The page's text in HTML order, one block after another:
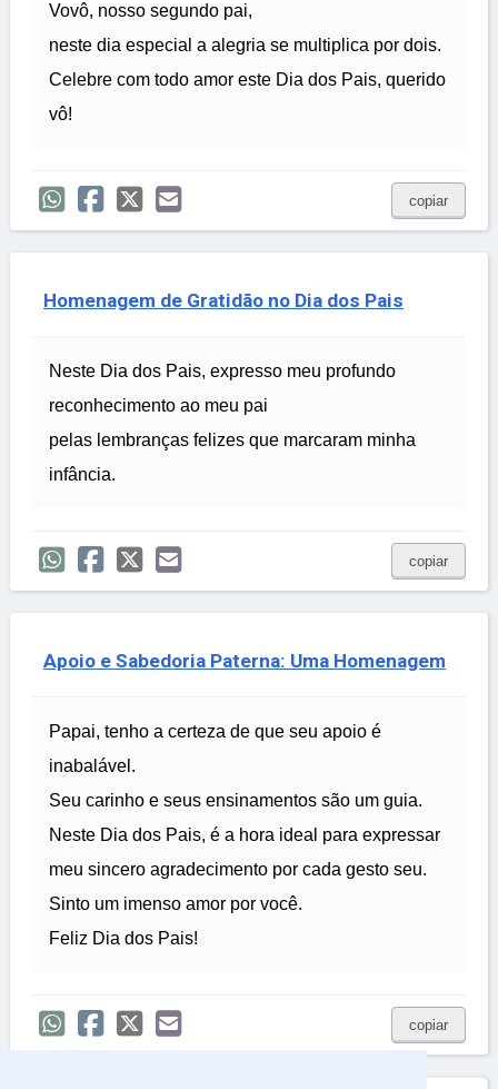
Vovô, nosso segundo pai,
neste dia especial a alegria se multiplica por dois.
Celebre com todo amor este Dia dos Pais, querido
vô!
copiar
Homenagem de Gratidão no Dia dos Pais
Neste Dia dos Pais, expresso meu profundo
reconhecimento ao meu pai
pelas lembranças felizes que marcaram minha
infância.
copiar
Apoio e Sabedoria Paterna: Uma Homenagem
Papai, tenho a certeza de que seu apoio é
inabalável.
Seu carinho e seus ensinamentos são um guia.
Neste Dia dos Pais, é a hora ideal para expressar
meu sincero agradecimento por cada gesto seu.
Sinto um imenso amor por você.
Feliz Dia dos Pais!
copiar